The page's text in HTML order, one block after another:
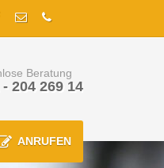
Beratung
204 269 14
ANRUFEN